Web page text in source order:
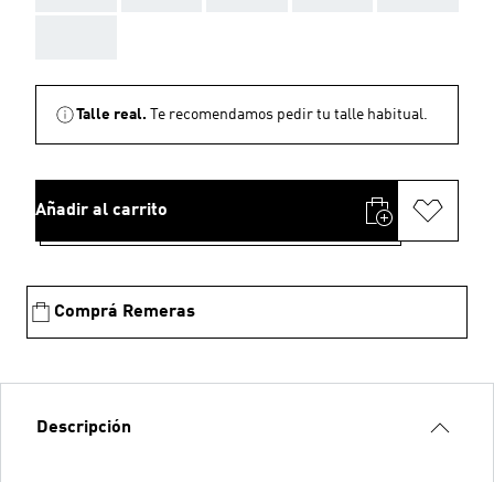
Talle real. Te recomendamos pedir tu talle habitual.
Añadir al carrito
Comprá Remeras
Descripción